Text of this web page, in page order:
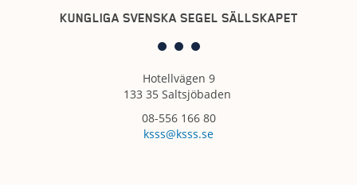
KUNGLIGA SVENSKA SEGEL SÄLLSKAPET
Hotellvägen 9
133 35 Saltsjöbaden
08-556 166 80
ksss@ksss.se